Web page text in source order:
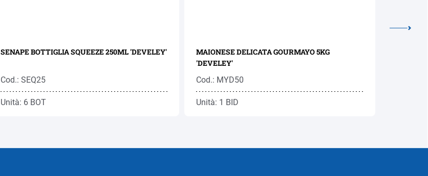
SENAPE BOTTIGLIA SQUEEZE 250ML 'DEVELEY'
Cod.: SEQ25
Unità: 6 BOT
MAIONESE DELICATA GOURMAYO 5KG
'DEVELEY'
Cod.: MYD50
Unità: 1 BID